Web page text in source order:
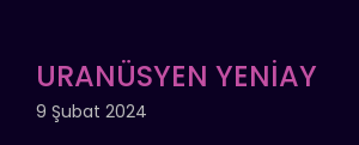
URANÜSYEN YENİAY
9 Şubat 2024